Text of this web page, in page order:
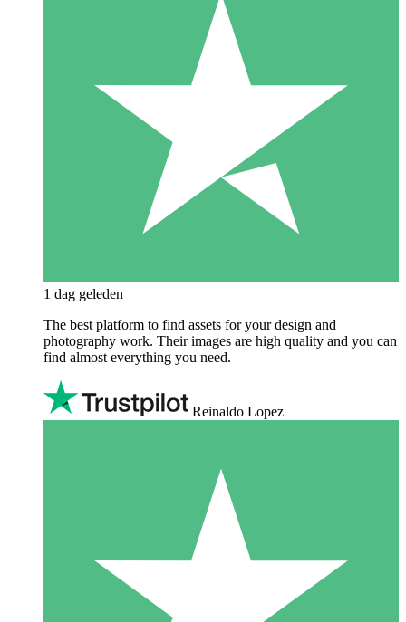
1 dag geleden
The best platform to find assets for your design and
photography work. Their images are high quality and you can
find almost everything you need.
Reinaldo Lopez